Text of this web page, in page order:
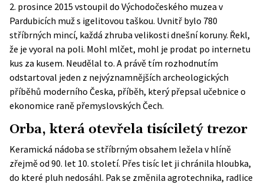
2. prosince 2015 vstoupil do Východočeského muzea v
Pardubicích muž s igelitovou taškou. Uvnitř bylo 780
stříbrných mincí, každá zhruba velikosti dnešní koruny. Řekl,
že je vyoral na poli. Mohl mlčet, mohl je prodat po internetu
kus za kusem. Neudělal to. A právě tím rozhodnutím
odstartoval jeden z nejvýznamnějších archeologických
příběhů moderního Česka, příběh, který přepsal učebnice o
ekonomice raně přemyslovských Čech.
Orba, která otevřela tisíciletý trezor
Keramická nádoba se stříbrným obsahem ležela v hlíně
zřejmě od 90. let 10. století. Přes tisíc let ji chránila hloubka,
do které pluh nedosáhl. Pak se změnila agrotechnika, radlice